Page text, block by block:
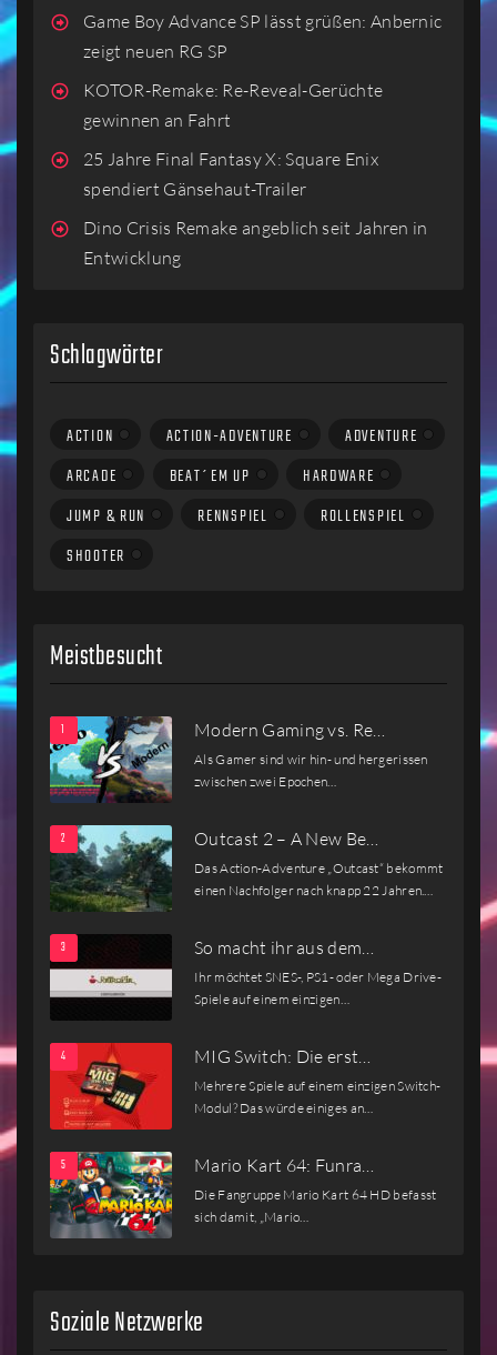
Game Boy Advance SP lässt grüßen: Anbernic
zeigt neuen RG SP
KOTOR-Remake: Re-Reveal-Gerüchte
gewinnen an Fahrt
25 Jahre Final Fantasy X: Square Enix
spendiert Gänsehaut-Trailer
Dino Crisis Remake angeblich seit Jahren in
Entwicklung
Schlagwörter
ACTION ACTION-ADVENTURE
ADVENTURE
ARCADE
BEAT´EM UP
HARDWARE
JUMP & RUN
RENNSPIEL
ROLLENSPIEL
SHOOTER
Meistbesucht
Modern Gaming vs. Re…
Als Gamer sind wir hin- und hergerissen
zwischen zwei Epochen…
Outcast 2 – A New Be…
Das Action-Adventure „Outcast“ bekommt
einen Nachfolger nach knapp 22 Jahren.…
So macht ihr aus dem…
Ihr möchtet SNES-, PS1- oder Mega Drive-
Spiele auf einem einzigen…
MIG Switch: Die erst…
Mehrere Spiele auf einem einzigen Switch-
Modul? Das würde einiges an…
Mario Kart 64: Funra…
Die Fangruppe Mario Kart 64 HD befasst
sich damit, „Mario…
Soziale Netzwerke